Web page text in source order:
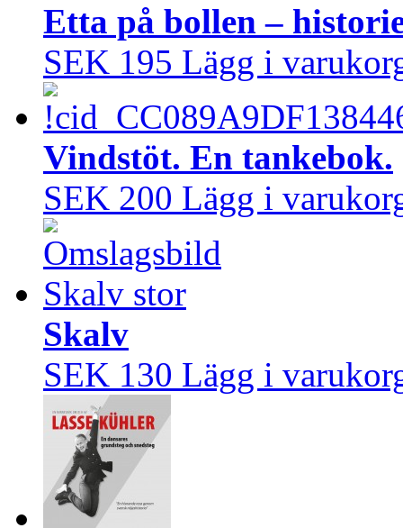
Etta på bollen –
SEK 195 Lägg i
Vindstöt. En tankebok.
SEK 200 Lägg i
Skalv
SEK 130 Lägg i